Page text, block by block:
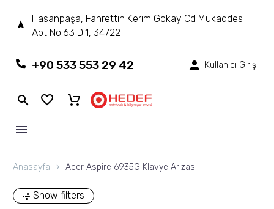
Hasanpaşa, Fahrettin Kerim Gökay Cd Mukaddes
Apt No:63 D:1, 34722
+90 533 553 29 42 Kullanıcı Girişi
Anasayfa Acer Aspire 6935G Klavye Arızası
Show filters